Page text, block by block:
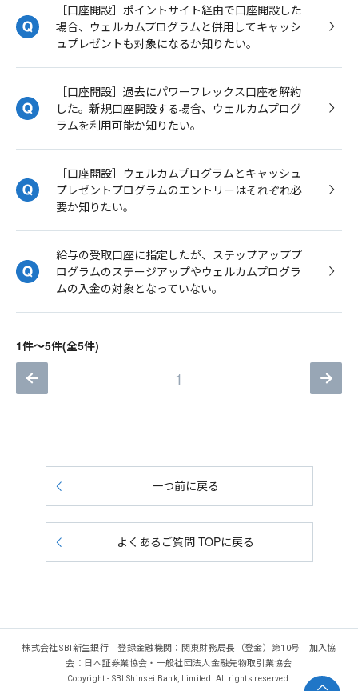
［口座開設］ポイントサイト経由で口座開設した
場合、ウェルカムプログラムと併用してキャッシ
ュプレゼントも対象になるか知りたい。
［口座開設］過去にパワーフレックス口座を解約
した。新規口座開設する場合、ウェルカムプログ
ラムを利用可能か知りたい。
［口座開設］ウェルカムプログラムとキャッシュ
プレゼントプログラムのエントリーはそれぞれ必
要か知りたい。
給与の受取口座に指定したが、ステップアッププ
ログラムのステージアップやウェルカムプログラ
ムの入金の対象となっていない。
1件～5件(全5件)
1
一つ前に戻る
よくあるご質問 TOPに戻る
株式会社SBI新生銀行 登録金融機関：関東財務局長（登金）第10号 加入協
会：日本証券業協会・一般社団法人金融先物取引業協会
Copyright - SBI Shinsei Bank, Limited. All rights reserved.